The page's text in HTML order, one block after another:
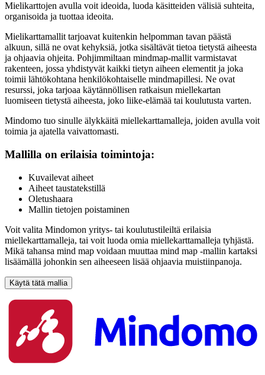
Mielikarttojen avulla voit ideoida, luoda käsitteiden välisiä suhteita,
organisoida ja tuottaa ideoita.
Mielikarttamallit tarjoavat kuitenkin helpomman tavan päästä
alkuun, sillä ne ovat kehyksiä, jotka sisältävät tietoa tietystä aiheesta
ja ohjaavia ohjeita. Pohjimmiltaan mindmap-mallit varmistavat
rakenteen, jossa yhdistyvät kaikki tietyn aiheen elementit ja joka
toimii lähtökohtana henkilökohtaiselle mindmapillesi. Ne ovat
resurssi, joka tarjoaa käytännöllisen ratkaisun miellekartan
luomiseen tietystä aiheesta, joko liike-elämää tai koulutusta varten.
Mindomo tuo sinulle älykkäitä miellekarttamalleja, joiden avulla voit
toimia ja ajatella vaivattomasti.
Mallilla on erilaisia toimintoja:
Kuvailevat aiheet
Aiheet taustatekstillä
Oletushaara
Mallin tietojen poistaminen
Voit valita Mindomon yritys- tai koulutustileiltä erilaisia
miellekarttamalleja, tai voit luoda omia miellekarttamalleja tyhjästä.
Mikä tahansa mind map voidaan muuttaa mind map -mallin kartaksi
lisäämällä johonkin sen aiheeseen lisää ohjaavia muistiinpanoja.
Käytä tätä mallia